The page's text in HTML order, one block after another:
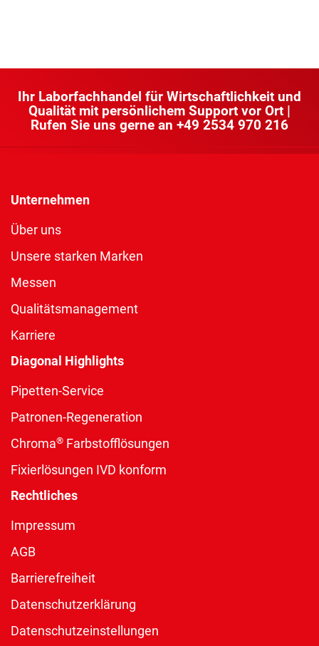
Ihr Laborfachhandel für Wirtschaftlichkeit und
Qualität mit persönlichem Support vor Ort |
Rufen Sie uns gerne an +49 2534 970 216
Unternehmen
Über uns
Unsere starken Marken
Messen
Qualitätsmanagement
Karriere
Diagonal Highlights
Pipetten-Service
Patronen-Regeneration
Chroma® Farbstofflösungen
Fixierlösungen IVD konform
Rechtliches
Impressum
AGB
Barrierefreiheit
Datenschutzerklärung
Datenschutzeinstellungen